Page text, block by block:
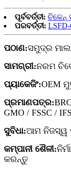
ପୂର୍ବବର୍ତ୍ତୀ: ଚିକେନ୍
ପରବର୍ତ୍ତୀ:
ପଠାଣ:ସମୁଦ୍ର ମାଲ
ସାମଗ୍ରୀ:ନରମ
ପ୍ୟାକେଜିଂ:OEM
ପ୍ରମାଣପତ୍ର:
GMO / FSSC /
ସୁବିଧା:ଆମ ନିଜସ୍ୱ
କମ୍ପାନୀ ଶୈଳୀ:
କରନ୍ତୁ